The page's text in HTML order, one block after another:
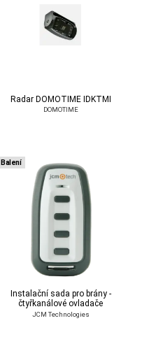
Radar DOMOTIME IDKTMI
DOMOTIME
Balení
Instalační sada pro brány -
čtyřkanálové ovladače
JCM Technologies